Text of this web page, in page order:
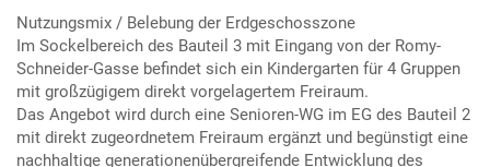
Nutzungsmix / Belebung der Erdgeschosszone
Im Sockelbereich des Bauteil 3 mit Eingang von der Romy-
Schneider-Gasse befindet sich ein Kindergarten für 4 Gruppen
mit großzügigem direkt vorgelagertem Freiraum.
Das Angebot wird durch eine Senioren-WG im EG des Bauteil 2
mit direkt zugeordnetem Freiraum ergänzt und begünstigt eine
nachhaltige generationenübergreifende Entwicklung des